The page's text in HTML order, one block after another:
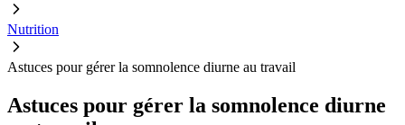
Nutrition
Astuces pour gérer la somnolence diurne au travail
Astuces pour gérer la somnolence diurne